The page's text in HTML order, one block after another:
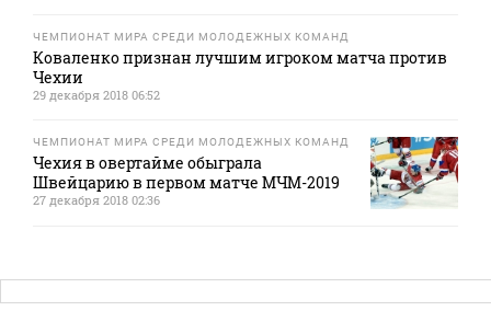
ЧЕМПИОНАТ МИРА СРЕДИ МОЛОДЕЖНЫХ КОМАНД
Коваленко признан лучшим игроком матча против
Чехии
29 декабря 2018 06:52
ЧЕМПИОНАТ МИРА СРЕДИ МОЛОДЕЖНЫХ КОМАНД
Чехия в овертайме обыграла
Швейцарию в первом матче МЧМ-2019
27 декабря 2018 02:36